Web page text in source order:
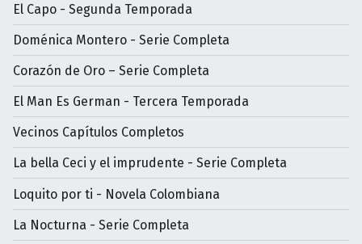
El Capo - Segunda Temporada
Doménica Montero - Serie Completa
Corazón de Oro – Serie Completa
El Man Es German - Tercera Temporada
Vecinos Capítulos Completos
La bella Ceci y el imprudente - Serie Completa
Loquito por ti - Novela Colombiana
La Nocturna - Serie Completa